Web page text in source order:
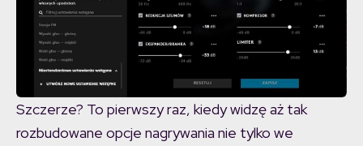
Szczerze? To pierwszy raz, kiedy widzę aż tak
rozbudowane opcje nagrywania nie tylko we